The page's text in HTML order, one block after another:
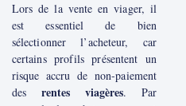
Lors de la vente en viager, il
est essentiel de bien
sélectionner l’acheteur, car
certains profils présentent un
risque accru de non-paiement
des rentes viagères. Par